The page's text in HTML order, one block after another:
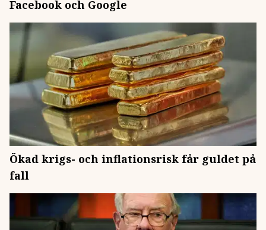
Facebook och Google
Ökad krigs- och inflationsrisk får guldet på
fall